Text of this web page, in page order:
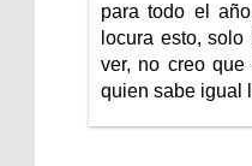
para todo el
locura esto,
ver, no creo
quien sabe igual